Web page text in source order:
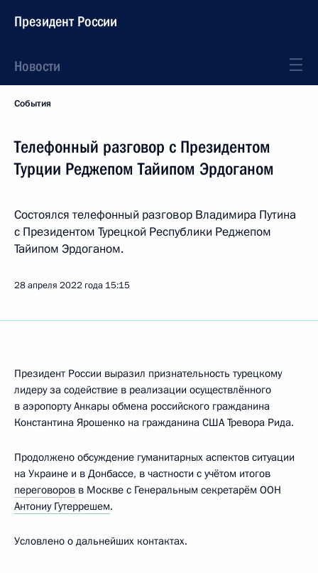
Президент России
Новости
События
Телефонный разговор с Президентом
Турции Реджепом Тайипом Эрдоганом
Состоялся телефонный разговор Владимира Путина
с Президентом Турецкой Республики Реджепом
Тайипом Эрдоганом.
28 апреля 2022 года 15:15
Президент России выразил признательность турецкому
лидеру за содействие в реализации осуществлённого
в аэропорту Анкары обмена российского гражданина
Константина Ярошенко на гражданина США Тревора Рида.
Продолжено обсуждение гуманитарных аспектов ситуации
на Украине и в Донбассе, в частности с учётом итогов
переговоров в Москве с Генеральным секретарём ООН
Антониу Гутеррешем.
Условлено о дальнейших контактах.